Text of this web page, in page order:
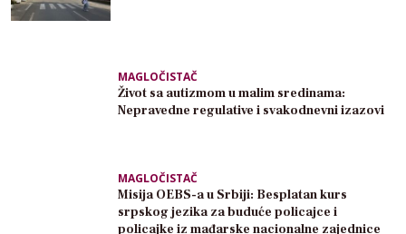
MAGLOČISTAČ
Život sa autizmom u malim sredinama:
Nepravedne regulative i svakodnevni izazovi
MAGLOČISTAČ
Misija OEBS-a u Srbiji: Besplatan kurs
srpskog jezika za buduće policajce i
policajke iz mađarske nacionalne zajednice